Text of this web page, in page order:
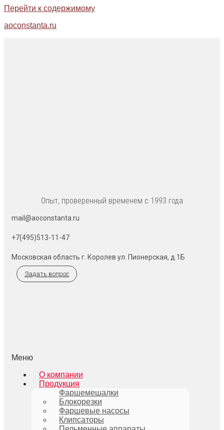
Перейти к содержимому
aoconstanta.ru
Опыт, проверенный временем с 1993 года
mail@aoconstanta.ru
+7(495)513-11-47
Московская область г. Королев ул. Пионерская, д.1Б
Задать вопрос
Меню
О компании
Продукция
Фаршемешалки
Блокорезки
Фаршевые насосы
Клипсаторы